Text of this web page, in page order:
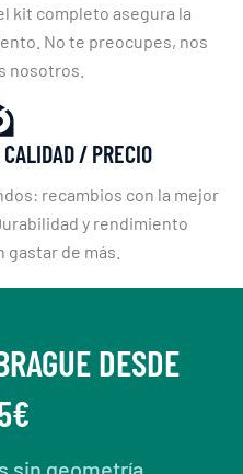
kit completo asegura la
No te preocupes, nos
nosotros.
/ PRECIO
recambios con la mejor
y rendimiento
de más.
DESDE
sin geometría